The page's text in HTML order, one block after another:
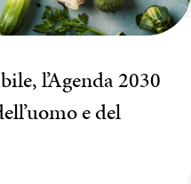
l’Agenda 2030
e del